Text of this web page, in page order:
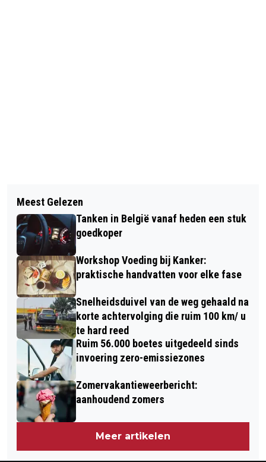
KOMENDE WEEK MEERDERE DAGEN
MET VOLOP ZON, OVERWEGEND
DROOG OP KONINGSDAG
SAMEN DOEN, KIJKEN EN BELEVEN
BIJ DE NOBELAER
Meest Gelezen
Tanken in België vanaf heden een stuk
goedkoper
Workshop Voeding bij Kanker:
praktische handvatten voor elke fase
Snelheidsduivel van de weg gehaald na
korte achtervolging die ruim 100 km/ u
te hard reed
Ruim 56.000 boetes uitgedeeld sinds
invoering zero-emissiezones
Zomervakantieweerbericht:
aanhoudend zomers
Meer artikelen